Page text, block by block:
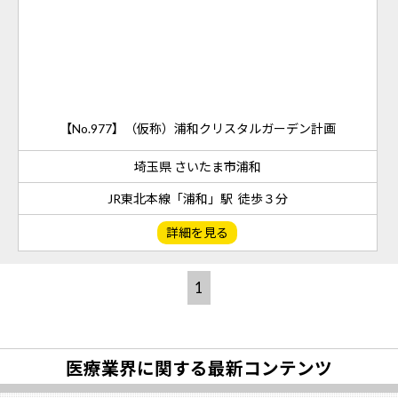
【No.977】（仮称）浦和クリスタルガーデン計画
埼玉県 さいたま市浦和
JR東北本線「浦和」駅 徒歩３分
詳細を見る
1
医療業界に関する最新コンテンツ